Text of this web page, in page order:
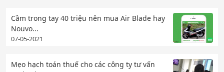
Cầm trong tay 40 triệu nên mua Air Blade hay
Nouvo...
07-05-2021
Mẹo hạch toán thuế cho các công ty tư vấn